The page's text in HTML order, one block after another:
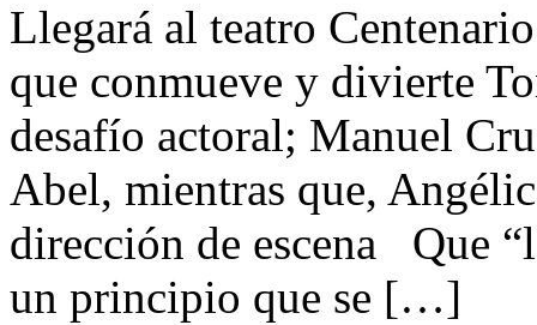
Llegará al teatro
que conmueve y divierte
desafío actoral; Manuel
Abel, mientras que,
dirección de escena Que
un principio que se […]